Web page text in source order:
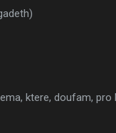
ktere, doufam, pro